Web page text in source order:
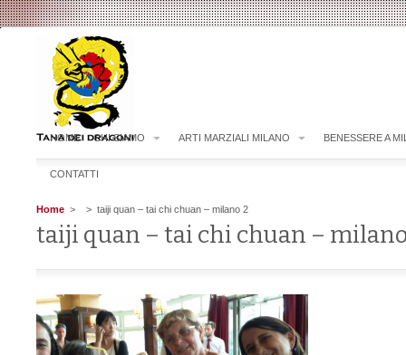
HOME CHI SIAMO ARTI MARZIALI MILANO BENESSERE A
CONTATTI
Home > > taiji quan – tai chi chuan – milano 2
taiji quan – tai chi chuan –